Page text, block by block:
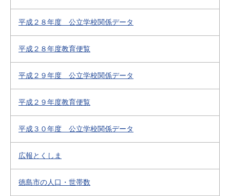
平成２８年度 公立学校関係データ
平成２８年度教育便覧
平成２９年度 公立学校関係データ
平成２９年度教育便覧
平成３０年度 公立学校関係データ
広報とくしま
徳島市の人口・世帯数